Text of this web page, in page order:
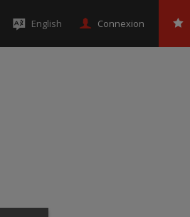
English Connexion